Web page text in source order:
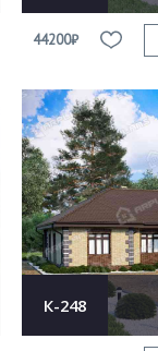
44200₽
К-248